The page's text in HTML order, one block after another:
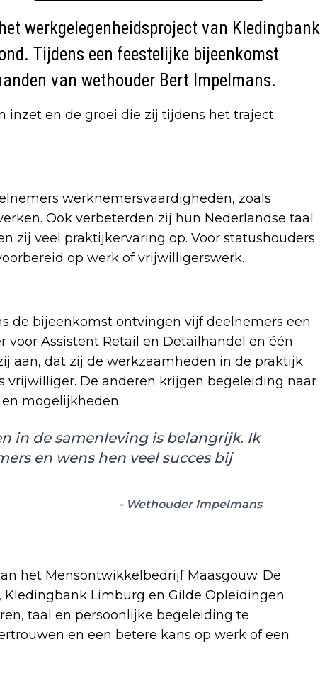
werkgelegenheidsproject van Kledingbank
Tijdens een feestelijke bijeenkomst
van wethouder Bert Impelmans.
inzet en de groei die zij tijdens het traject
werknemersvaardigheden, zoals
Ook verbeterden zij hun Nederlandse taal
zij veel praktijkervaring op. Voor statushouders
op werk of vrijwilligerswerk.
de bijeenkomst ontvingen vijf deelnemers een
Assistent Retail en Detailhandel en één
aan, dat zij de werkzaamheden in de praktijk
vrijwilliger. De anderen krijgen begeleiding naar
mogelijkheden.
in de samenleving is belangrijk. Ik
en wens hen veel succes bij
- Wethouder Impelmans
het Mensontwikkelbedrijf Maasgouw. De
Limburg en Gilde Opleidingen
taal en persoonlijke begeleiding te
en een betere kans op werk of een